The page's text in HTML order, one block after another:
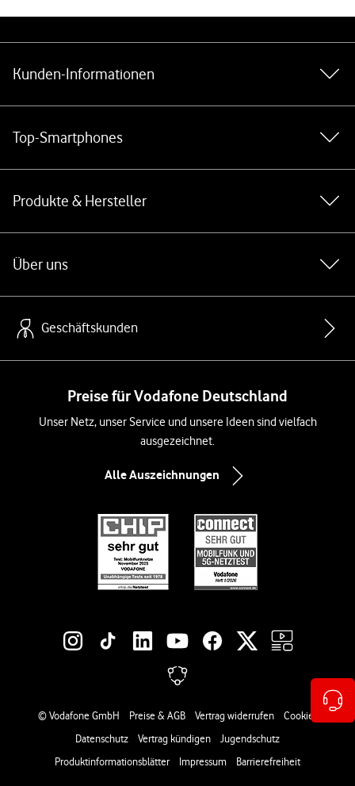
Kunden-Informationen
Top-Smartphones
Produkte & Hersteller
Über uns
Geschäftskunden
Preise für Vodafone Deutschland
Unser Netz, unser Service und unsere Ideen sind vielfach
ausgezeichnet.
Alle Auszeichnungen
Social-Media-Links
Rechtliche Links
© Vodafone GmbH Preise & AGB Vertrag widerrufen
Cookies
Datenschutz
Vertrag kündigen
Jugendschutz
Produktinformationsblätter
Impressum Barrierefreiheit